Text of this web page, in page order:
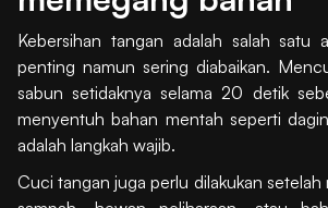
Kebersihan tangan adalah salah satu
penting namun sering diabaikan.
sabun setidaknya selama 20 detik
menyentuh bahan mentah seperti
adalah langkah wajib.
Cuci tangan juga perlu dilakukan